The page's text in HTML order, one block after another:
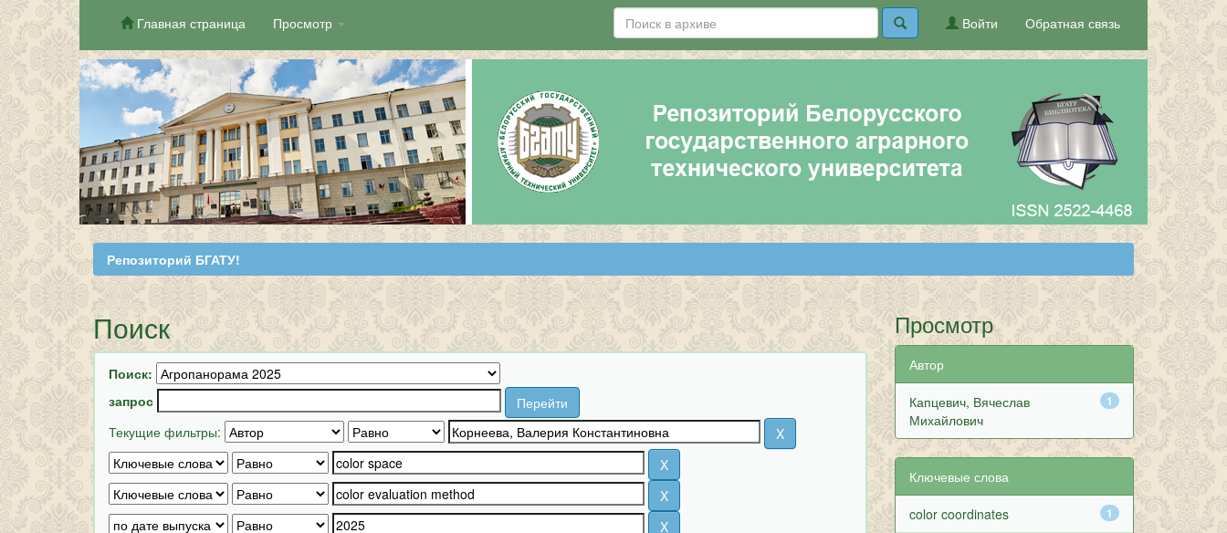
Skip
navigation
Главная страница Просмотр Обратная связь
Войти
Репозиторий БГАТУ!
Поиск
Поиск:
запрос
Текущие фильтры:
Просмотр
Автор
1
Капцевич, Вячеслав
Михайлович
Ключевые слова
1
color coordinates